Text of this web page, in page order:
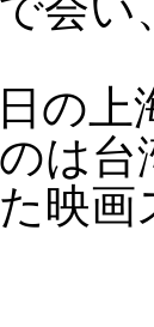
の上
は台
映画